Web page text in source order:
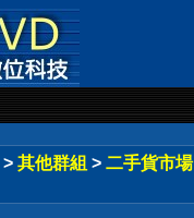
> 其他群組 > 二手貨市場